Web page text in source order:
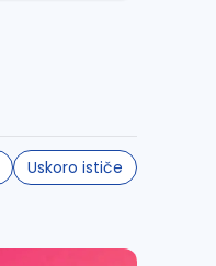
Uskoro ističe